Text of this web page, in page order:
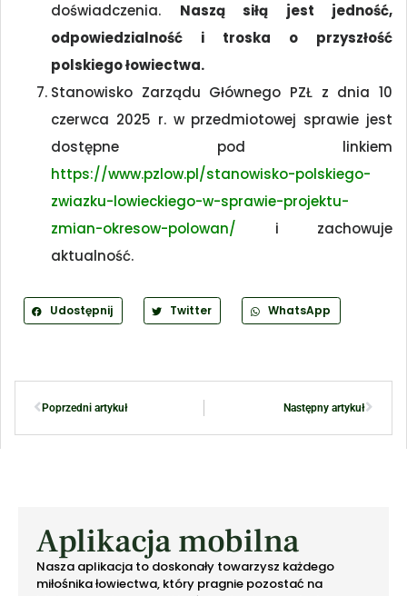
doświadczenia. Naszą siłą jest jedność,
odpowiedzialność i troska o przyszłość
polskiego łowiectwa.
Stanowisko Zarządu Głównego PZŁ z dnia 10
czerwca 2025 r. w przedmiotowej sprawie jest
dostępne pod linkiem
https://www.pzlow.pl/stanowisko-polskiego-
zwiazku-lowieckiego-w-sprawie-projektu-
zmian-okresow-polowan/ i zachowuje
aktualność.
Udostępnij Twitter WhatsApp
Poprzedni artykuł Następny artykuł
Aplikacja mobilna
Nasza aplikacja to doskonały towarzysz każdego
miłośnika łowiectwa, który pragnie pozostać na